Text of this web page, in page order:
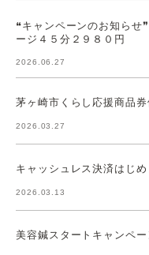
❝キャンペーンのお知らせ
ージ４５分２９８０円
2026.06.27
茅ヶ崎市くらし応援商品券
2026.03.27
キャッシュレス決済はじめ
2026.03.13
美容鍼スタートキャンペ